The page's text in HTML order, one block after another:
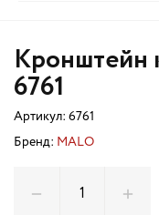
Кронштейн
6761
Артикул: 6761
Бренд: MALO